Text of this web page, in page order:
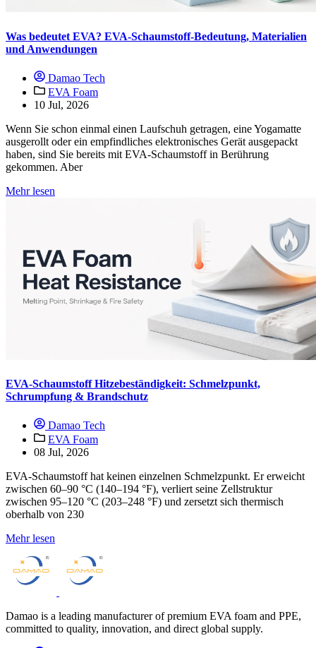
Was bedeutet EVA? EVA-Schaumstoff-Bedeutung, Materialien
und Anwendungen
Damao Tech
EVA Foam
10 Jul, 2026
Wenn Sie schon einmal einen Laufschuh getragen, eine Yogamatte
ausgerollt oder ein empfindliches elektronisches Gerät ausgepackt
haben, sind Sie bereits mit EVA-Schaumstoff in Berührung
gekommen. Aber
Mehr lesen
EVA-Schaumstoff Hitzebeständigkeit: Schmelzpunkt,
Schrumpfung & Brandschutz
Damao Tech
EVA Foam
08 Jul, 2026
EVA-Schaumstoff hat keinen einzelnen Schmelzpunkt. Er erweicht
zwischen 60–90 °C (140–194 °F), verliert seine Zellstruktur
zwischen 95–120 °C (203–248 °F) und zersetzt sich thermisch
oberhalb von 230
Mehr lesen
Damao is a leading manufacturer of premium EVA foam and PPE,
committed to quality, innovation, and direct global supply.